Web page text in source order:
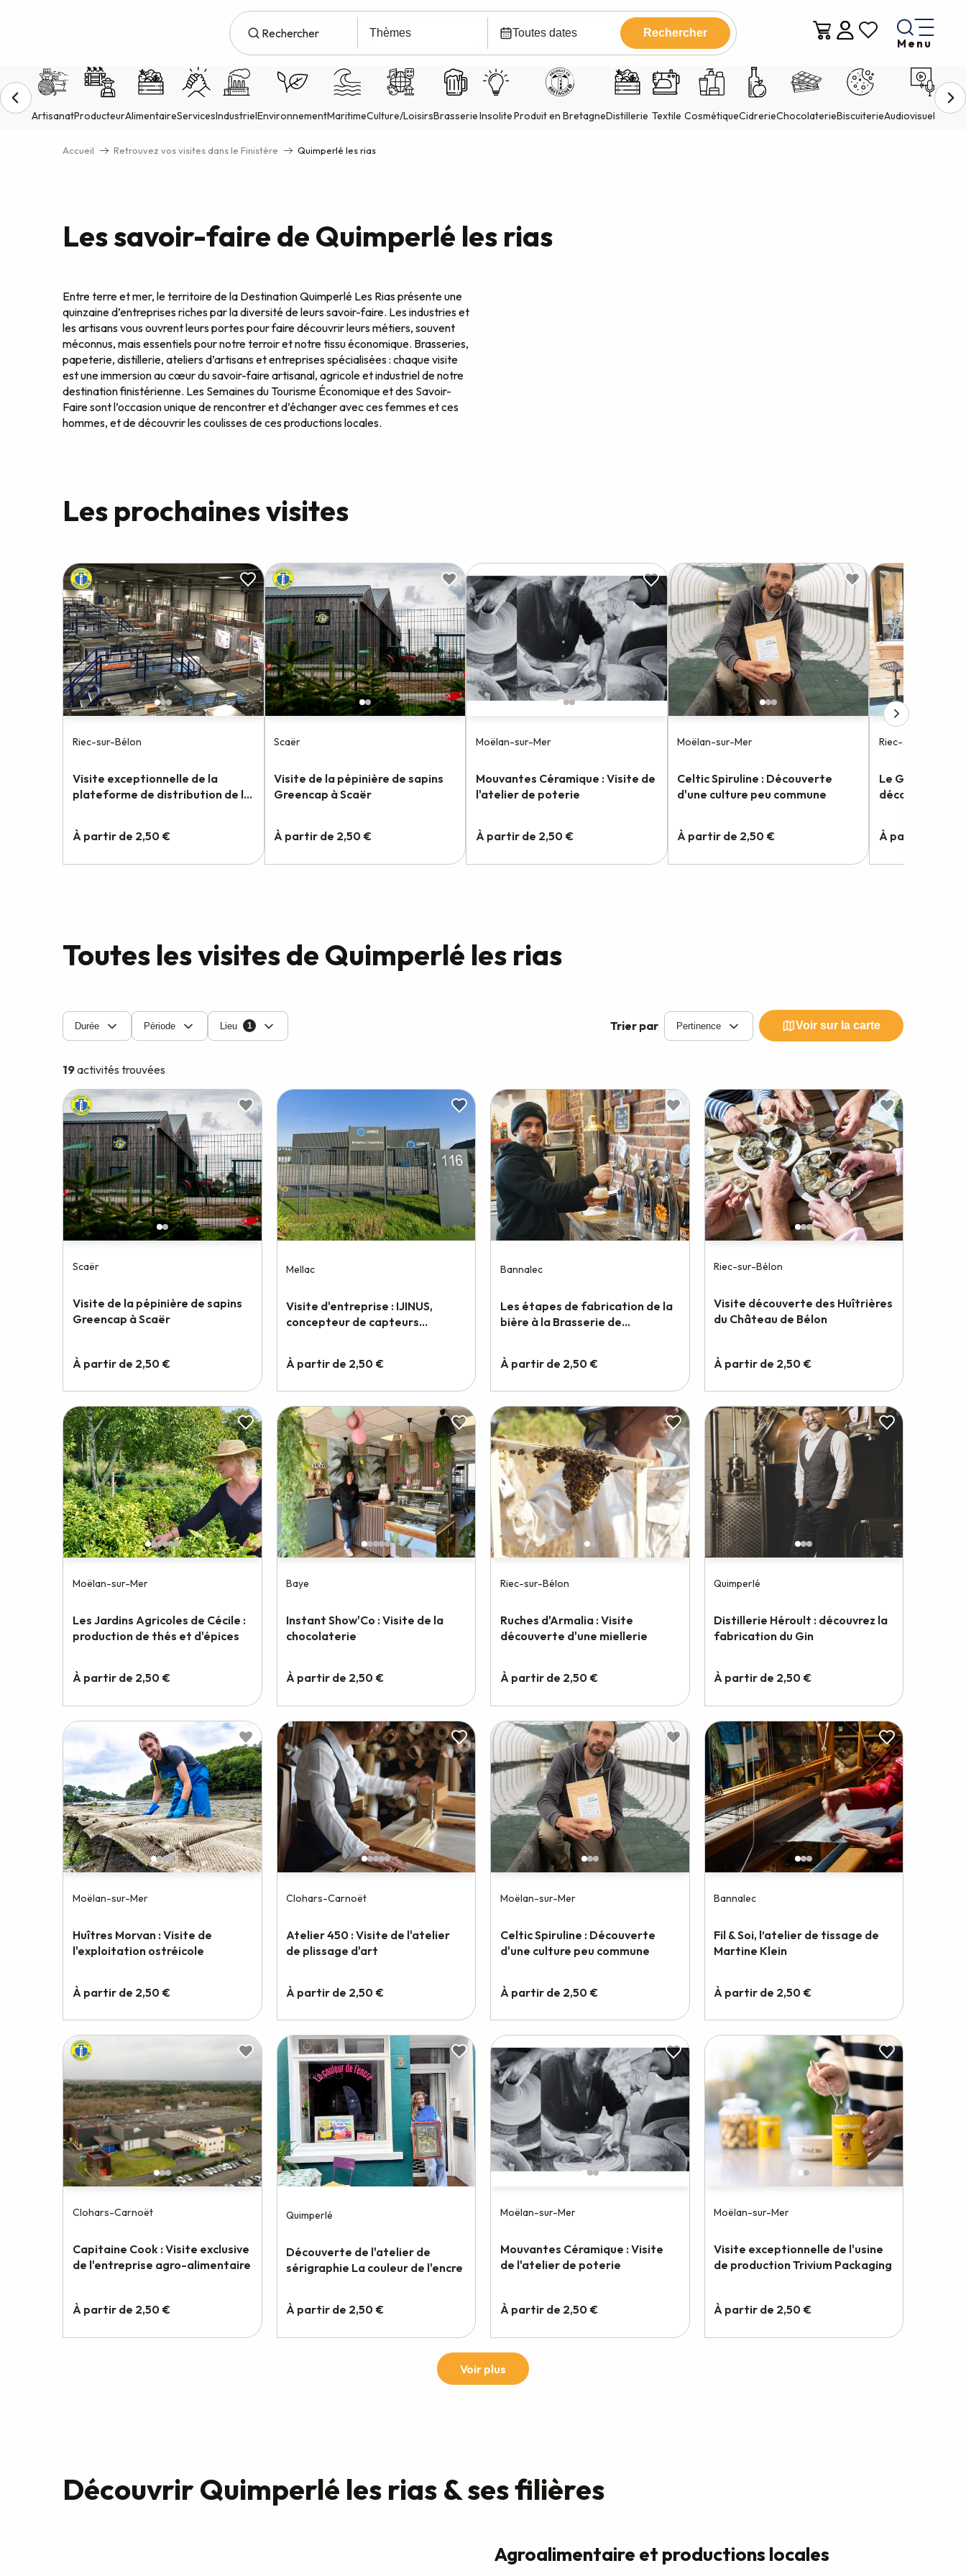
Menu
Accueil Retrouvez vos visites dans le Finistère Quimperlé les rias
Les savoir-faire de Quimperlé les rias
Entre terre et mer, le territoire de la Destination Quimperlé Les Rias présente une
quinzaine d’entreprises riches par la diversité de leurs savoir-faire. Les industries et
les artisans vous ouvrent leurs portes pour faire découvrir leurs métiers, souvent
méconnus, mais essentiels pour notre terroir et notre tissu économique. Brasseries,
papeterie, distillerie, ateliers d’artisans et entreprises spécialisées : chaque visite
est une immersion au cœur du savoir-faire artisanal, agricole et industriel de notre
destination finistérienne. Les Semaines du Tourisme Économique et des Savoir-
Faire sont l’occasion unique de rencontrer et d’échanger avec ces femmes et ces
hommes, et de découvrir les coulisses de ces productions locales.
Les prochaines visites
Toutes les visites de Quimperlé les rias
Découvrir Quimperlé les rias & ses filières
Agroalimentaire et productions locales